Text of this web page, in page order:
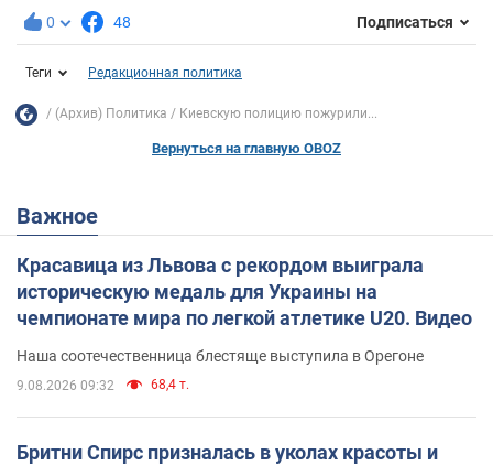
0 48 Подписаться
Теги Редакционная политика
(Архив) Политика Киевскую полицию пожурили...
Вернуться на главную OBOZ
Важное
Красавица из Львова с рекордом выиграла
историческую медаль для Украины на
чемпионате мира по легкой атлетике U20. Видео
Наша соотечественница блестяще выступила в Орегоне
9.08.2026 09:32 68,4 т.
Бритни Спирс призналась в уколах красоты и